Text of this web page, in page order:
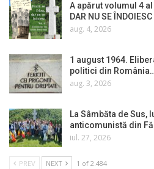
A apărut volumul 4 al
DAR NU SE
aug. 4, 2026
1 august 1964.
politici din
aug. 3, 2026
La Sâmbăta de Sus,
anticomunistă din
iul. 27, 2026
PREV NEXT 1 of 2.484